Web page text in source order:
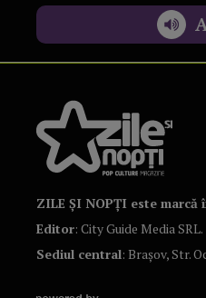
ZILE ȘI NOPȚI este
Editor: City Guide Media SRL.
Sediul central: Brașov, Str.